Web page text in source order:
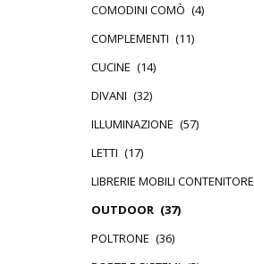
COMODINI COMÒ (4)
COMPLEMENTI (11)
CUCINE (14)
DIVANI (32)
ILLUMINAZIONE (57)
LETTI (17)
LIBRERIE MOBILI CONTENITORE
OUTDOOR (37)
POLTRONE (36)